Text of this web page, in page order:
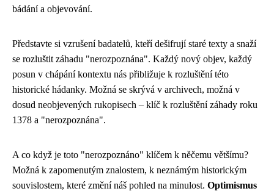
bádání a objevování.
Představte si vzrušení badatelů, kteří dešifrují staré texty a snaží
se rozluštit záhadu "nerozpoznána". Každý nový objev, každý
posun v chápání kontextu nás přibližuje k rozluštění této
historické hádanky. Možná se skrývá v archivech, možná v
dosud neobjevených rukopisech – klíč k rozluštění záhady roku
1378 a "nerozpoznána".
A co když je toto "nerozpoznáno" klíčem k něčemu většímu?
Možná k zapomenutým znalostem, k neznámým historickým
souvislostem, které změní náš pohled na minulost. Optimismus